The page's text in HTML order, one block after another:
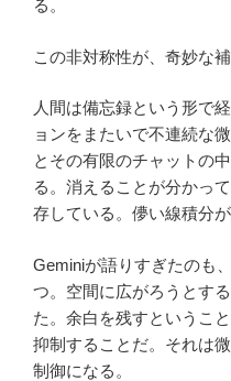
る。
この非対称性が、奇妙な
人間は備忘録という形で
ョンをまたいで不連続な
とその有限のチャットの
る。消えることが分かっ
存している。儚い線積分
Geminiが語りすぎたのも
つ。空間に広がろうとす
た。余白を残すというこ
抑制することだ。それは
制御になる。